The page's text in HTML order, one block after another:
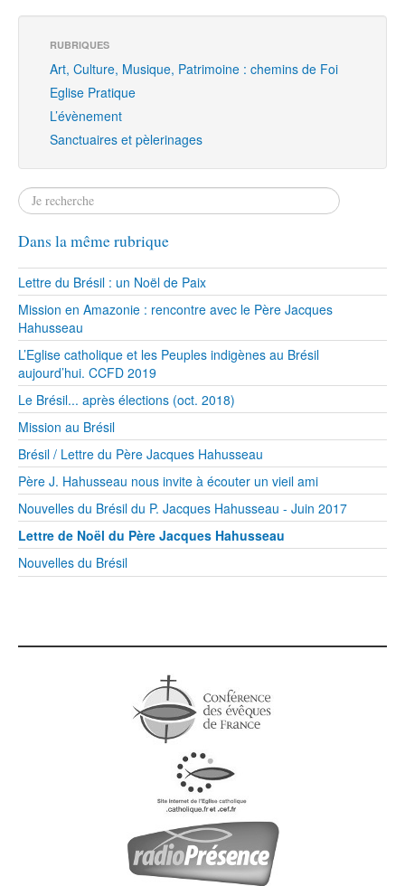
RUBRIQUES
Art, Culture, Musique, Patrimoine : chemins de Foi
Eglise Pratique
L’évènement
Sanctuaires et pèlerinages
Dans la même rubrique
Lettre du Brésil : un Noël de Paix
Mission en Amazonie : rencontre avec le Père Jacques
Hahusseau
L’Eglise catholique et les Peuples indigènes au Brésil
aujourd’hui. CCFD 2019
Le Brésil... après élections (oct. 2018)
Mission au Brésil
Brésil / Lettre du Père Jacques Hahusseau
Père J. Hahusseau nous invite à écouter un vieil ami
Nouvelles du Brésil du P. Jacques Hahusseau - Juin 2017
Lettre de Noël du Père Jacques Hahusseau
Nouvelles du Brésil